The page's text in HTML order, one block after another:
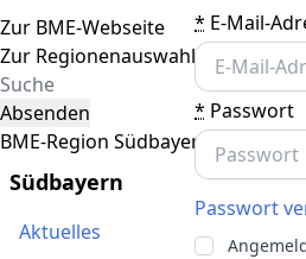
* E-Mail-
* Passwort
Passwort
Toggle navigation
Zur BME-Webseite
Zur Regionenauswahl
Absenden
BME-Region Südbayern
Südbayern
Aktuelles